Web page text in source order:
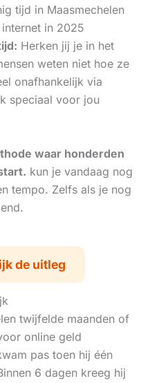
tijd in Maasmechelen
in 2025
Herken jij je in het
weten niet hoe ze
onafhankelijk via
speciaal voor jou
waar honderden
kun je vandaag nog
tempo. Zelfs als je nog
de uitleg
twijfelde maanden of
online geld
pas toen hij één
6 dagen kreeg hij